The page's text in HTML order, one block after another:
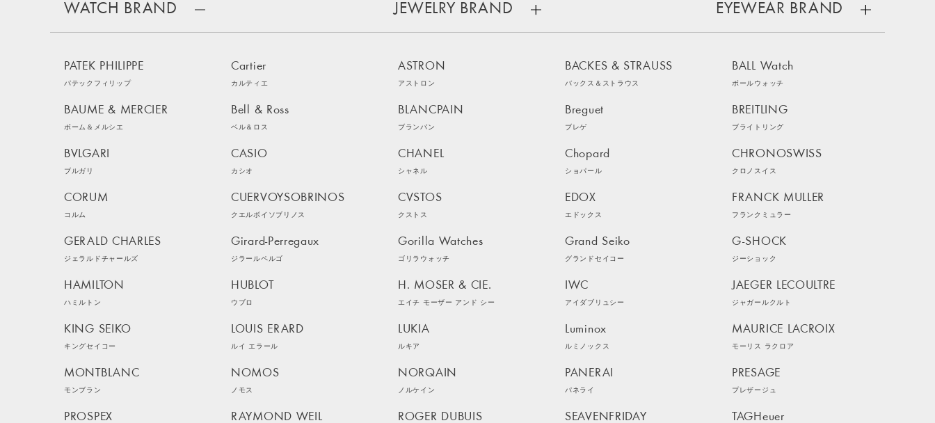
WATCH BRAND
PATEK PHILIPPE
パテックフィリップ
Cartier
カルティエ
ASTRON
アストロン
BACKES & STRAUSS
バックス＆ストラウス
BALL Watch
ボールウォッチ
BAUME & MERCIER
ボーム＆メルシエ
Bell & Ross
ベル＆ロス
BLANCPAIN
ブランパン
Breguet
ブレゲ
BREITLING
ブライトリング
BVLGARI
ブルガリ
CASIO
カシオ
CHANEL
シャネル
Chopard
ショパール
CHRONOSWISS
クロノスイス
CORUM
コルム
CUERVOYSOBRINOS
クエルボイソブリノス
CVSTOS
クストス
EDOX
エドックス
FRANCK MULLER
フランクミュラー
GERALD CHARLES
ジェラルドチャールズ
Girard-Perregaux
ジラールペルゴ
Gorilla Watches
ゴリラウォッチ
Grand Seiko
グランドセイコー
G-SHOCK
ジーショック
HAMILTON
ハミルトン
HUBLOT
ウブロ
H. MOSER & CIE.
エイチ モーザー アンド シー
IWC
アイダブリュシー
JAEGER LECOULTRE
ジャガールクルト
KING SEIKO
キングセイコー
LOUIS ERARD
ルイ エラール
LUKIA
ルキア
Luminox
ルミノックス
MAURICE LACROIX
モーリス ラクロア
MONTBLANC
モンブラン
NOMOS
ノモス
NORQAIN
ノルケイン
PANERAI
パネライ
PRESAGE
プレザージュ
PROSPEX RAYMOND WEIL ROGER DUBUIS SEAVENFRIDAY TAGHeuer
JEWELRY BRAND EYEWEAR BRAND